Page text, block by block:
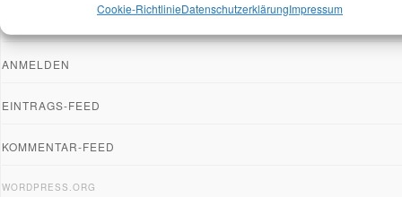
Cookie-RichtlinieDatenschutzerklärungImpressum
ANMELDEN
EINTRAGS-FEED
KOMMENTAR-FEED
WORDPRESS.ORG